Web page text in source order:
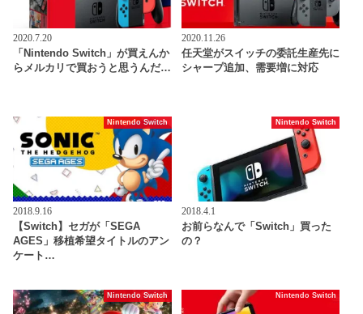
2020.7.20
「Nintendo Switch」が買えんか
らメルカリで買おうと思うんだ…
2020.11.26
任天堂がスイッチの委託生産先に
シャープ追加、需要増に対応
Nintendo Switch
2018.9.16
【Switch】セガが「SEGA
AGES」移植希望タイトルのアン
ケート…
Nintendo Switch
2018.4.1
お前らなんで「Switch」買った
の？
Nintendo Switch Nintendo Switch